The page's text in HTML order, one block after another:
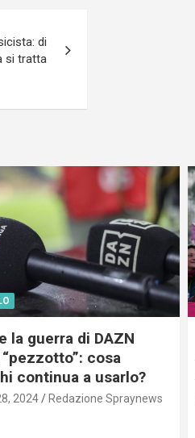
di
si tratta
la guerra di DAZN
cosa
continua a usarlo?
2024 Redazione Spraynews